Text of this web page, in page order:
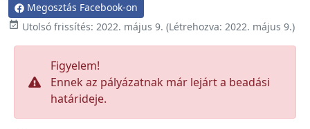
Megosztás Facebook-on
 Utolsó frissítés: 2022. május 9. (Létrehozva: 2022. május 9.)
Figyelem!
Ennek az pályázatnak már lejárt a beadási
határideje.